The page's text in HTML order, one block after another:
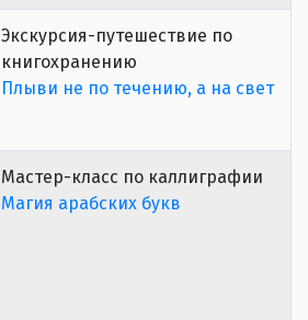
Экскурсия-путешествие по
книгохранению
Плыви не по течению, а на свет
Мастер-класс по каллиграфии
Магия арабских букв